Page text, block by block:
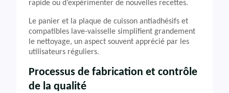
rapide ou d’expérimenter de nouvelles recettes.
Le panier et la plaque de cuisson antiadhésifs et
compatibles lave-vaisselle simplifient grandement
le nettoyage, un aspect souvent apprécié par les
utilisateurs réguliers.
Processus de fabrication et contrôle
de la qualité